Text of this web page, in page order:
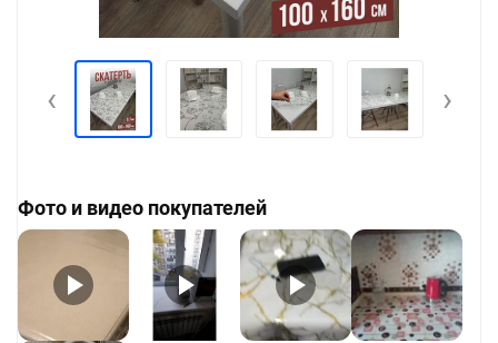
‹ ›
Фото и видео покупателей